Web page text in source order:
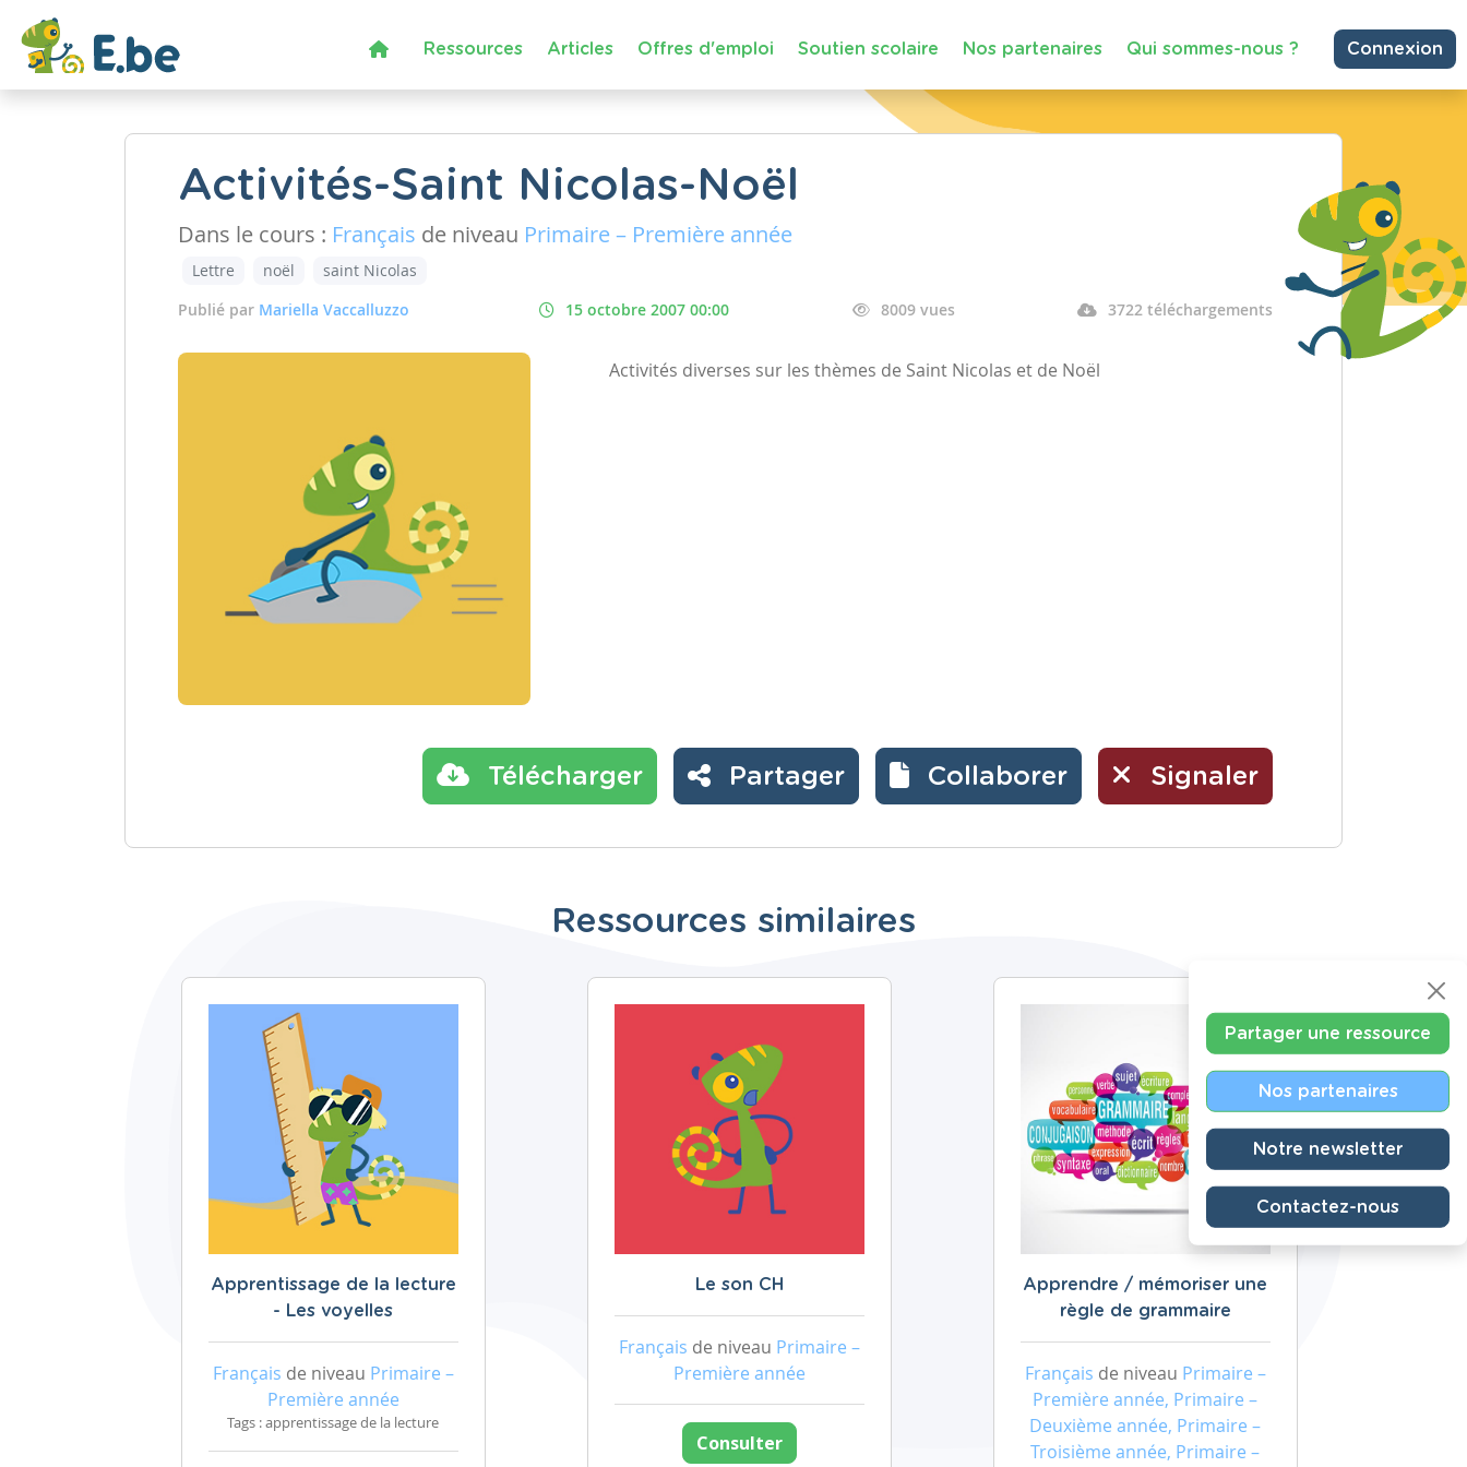
Ressources Articles Offres d'emploi Soutien scolaire Nos partenaires Qui sommes-nous ? Connexion
Activités-Saint Nicolas-Noël
Dans le cours : Français de niveau Primaire – Première année
Lettre noël
saint Nicolas
Publié par Mariella Vaccalluzzo 15 octobre 2007 00:00 8009 vues 3722 téléchargements
Activités diverses sur les thèmes de Saint Nicolas et de Noël
Télécharger Partager Collaborer Signaler
Ressources similaires
Apprentissage de la lecture
- Les voyelles
Français de niveau Primaire –
Première année
Tags : apprentissage de la lecture
Le son CH
Français de niveau Primaire –
Première année
Consulter
Apprendre / mémoriser une
règle de grammaire
Français de niveau Primaire –
Première année, Primaire –
Deuxième année, Primaire –
Troisième année, Primaire –
Partager une ressource
Nos partenaires
Notre newsletter
Contactez-nous